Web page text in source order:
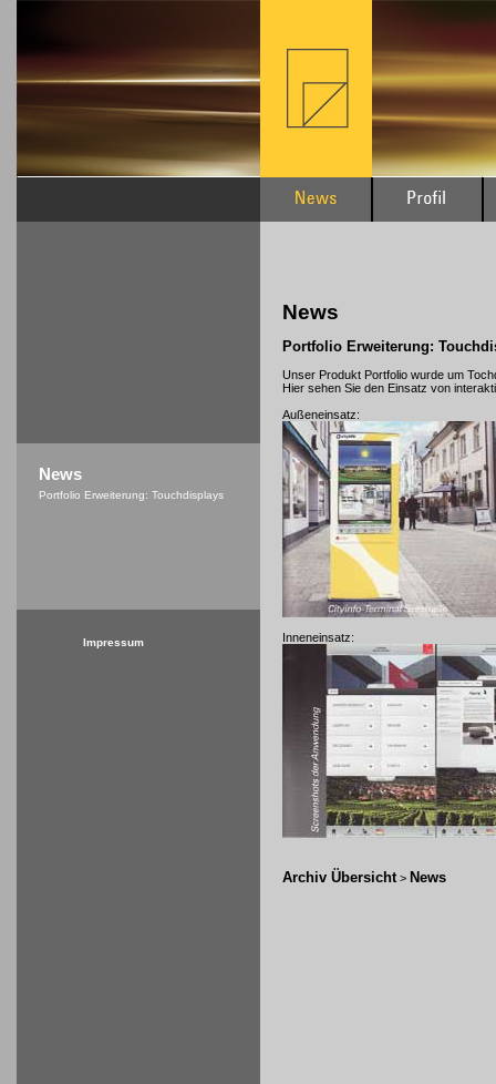
News
Portfolio Erweiterung:
Unser Produkt Portfolio wurde um
Hier sehen Sie den Einsatz von
Außeneinsatz:
Inneneinsatz:
Archiv Übersicht > News
News
Portfolio Erweiterung: Touchdisplays
Impressum